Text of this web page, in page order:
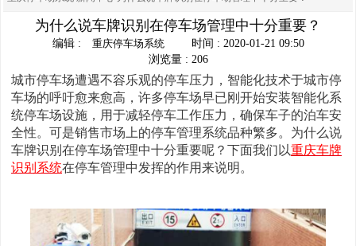
为什么说车牌识别在停车场管理中十分重要？
编辑 : 重庆停车场系统
时间 : 2020-01-21 09:50
浏览量 : 206
城市停车场遭遇不容乐观的停车压力，智能化技术于城市停
车场的呼吁愈来愈高，许多停车场早已刚开始安装智能化系
统停车场设施，用于减轻停车工作压力，确保车子的泊车安
全性。可是销售市场上的停车管理系统品种繁多。为什么说
车牌识别在停车场管理中十分重要呢？下面我们以重庆车牌
识别系统在停车管理中发挥的作用来说明。